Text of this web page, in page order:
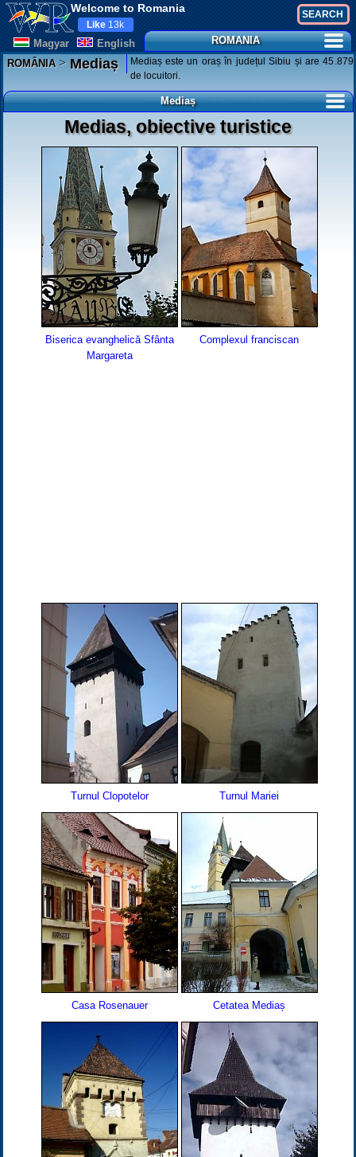
Welcome to Romania
Magyar English
Like 13k
ROMANIA
ROMÂNIA>Mediaș
Mediaș este un oraș în județul Sibiu și are 45.879
de locuitori.
Mediaș
Medias, obiective turistice
Biserica evanghelică Sfânta
Margareta
Complexul franciscan
Turnul Clopotelor Turnul Mariei
Casa Rosenauer Cetatea Mediaș